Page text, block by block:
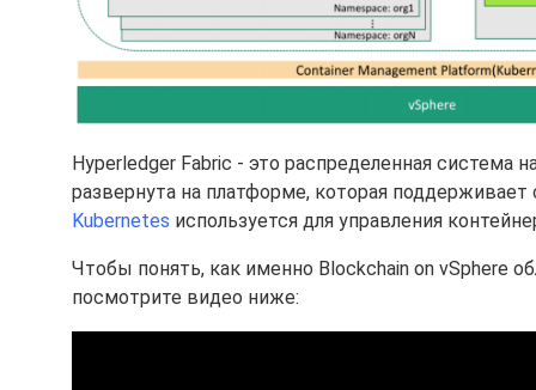
Hyperledger Fabric - это распределенная система
развернута на платформе, которая поддерживает
Kubernetes используется для управления
Чтобы понять, как именно Blockchain on vSphere
посмотрите видео ниже: